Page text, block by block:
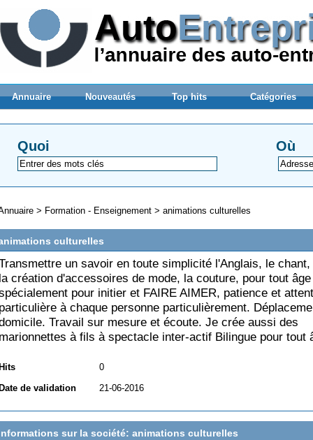
Annuaire Nouveautés Top hits Catégories
Quoi Où
> Formation - Enseignement > animations culturelles
culturelles
un savoir en toute simplicité l'Anglais, le chant,
création d'accessoires de mode, la couture, pour tout
pour initier et FAIRE AIMER, patience et
à chaque personne particulièrement.
Travail sur mesure et écoute. Je crée aussi des
à fils à spectacle inter-actif Bilingue pour tout
0
de validation
21-06-2016
sur la société: animations culturelles